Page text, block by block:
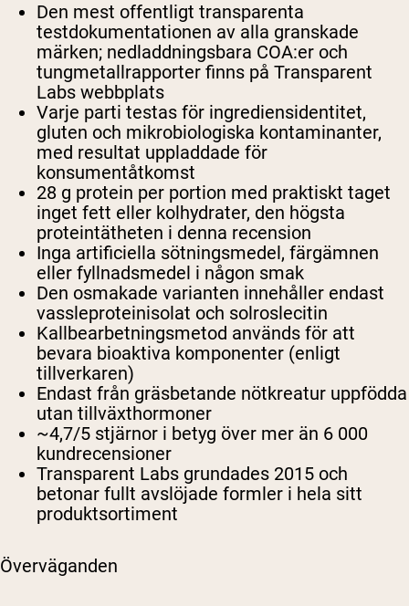
Den mest offentligt transparenta
testdokumentationen av alla granskade
märken; nedladdningsbara COA:er och
tungmetallrapporter finns på Transparent
Labs webbplats
Varje parti testas för ingrediensidentitet,
gluten och mikrobiologiska kontaminanter,
med resultat uppladdade för
konsumentåtkomst
28 g protein per portion med praktiskt taget
inget fett eller kolhydrater, den högsta
proteintätheten i denna recension
Inga artificiella sötningsmedel, färgämnen
eller fyllnadsmedel i någon smak
Den osmakade varianten innehåller endast
vassleproteinisolat och solroslecitin
Kallbearbetningsmetod används för att
bevara bioaktiva komponenter (enligt
tillverkaren)
Endast från gräsbetande nötkreatur uppfödda
utan tillväxthormoner
~4,7/5 stjärnor i betyg över mer än 6 000
kundrecensioner
Transparent Labs grundades 2015 och
betonar fullt avslöjade formler i hela sitt
produktsortiment
Överväganden